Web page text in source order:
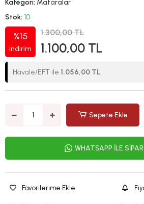
Kategori: Mataralar
Stok: 10
%15
indirim
1.300,00 TL
1.100,00 TL
Havale/EFT ile 1.056,00 TL
Sepete Ekle
WHATSAPP İLE
Favorilerime Ekle